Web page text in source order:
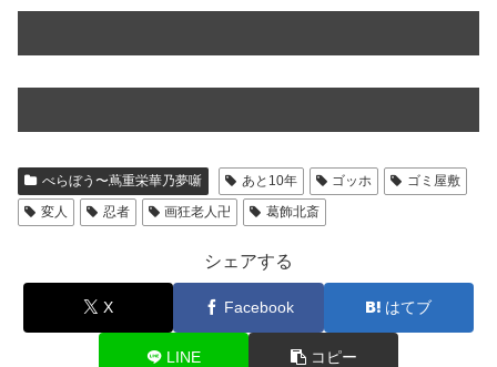
べらぼう〜蔦重栄華乃夢噺 あと10年 ゴッホ
ゴミ屋敷
変人
忍者 画狂老人卍 葛飾北斎
シェアする
X Facebook はてブ
LINE コピー